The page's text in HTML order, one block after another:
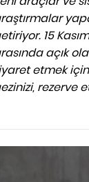
15
açık
etmek
rezerve